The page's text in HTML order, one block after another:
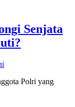
Senjata
Polri yang